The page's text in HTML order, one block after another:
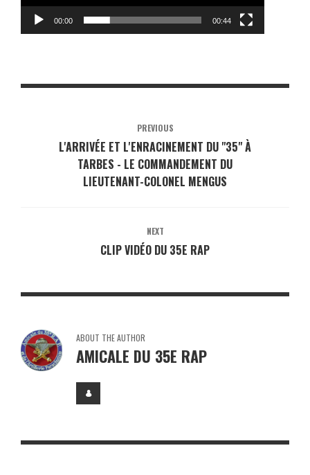
00:00 00:44
PREVIOUS
L'ARRIVÉE ET L'ENRACINEMENT DU "35" À
TARBES - LE COMMANDEMENT DU
LIEUTENANT-COLONEL MENGUS
NEXT
CLIP VIDÉO DU 35E RAP
ABOUT THE AUTHOR
AMICALE DU 35E RAP